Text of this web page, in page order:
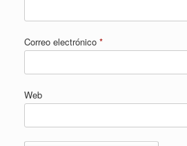
Correo electrónico *
Web